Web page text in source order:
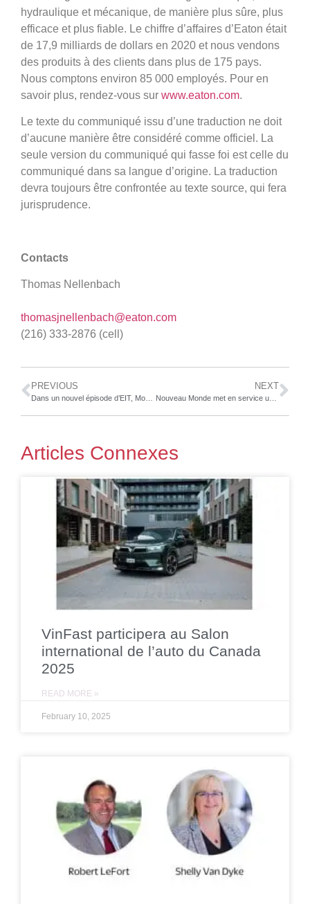
hydraulique et mécanique, de manière plus sûre, plus
efficace et plus fiable. Le chiffre d’affaires d’Eaton était
de 17,9 milliards de dollars en 2020 et nous vendons
des produits à des clients dans plus de 175 pays.
Nous comptons environ 85 000 employés. Pour en
savoir plus, rendez-vous sur www.eaton.com.
Le texte du communiqué issu d’une traduction ne doit
d’aucune manière être considéré comme officiel. La
seule version du communiqué qui fasse foi est celle du
communiqué dans sa langue d’origine. La traduction
devra toujours être confrontée au texte source, qui fera
jurisprudence.
Contacts
Thomas Nellenbach
thomasjnellenbach@eaton.com
(216) 333-2876 (cell)
PREVIOUS NEXT
Nouveau Monde met en service un laboratoire ultramoderne pour faire progresser sa R&D exclusive sur les technologies de batterie et embauche de nouveaux scientifiques de haut niveau
Articles Connexes
VinFast participera au Salon
international de l’auto du Canada
2025
READ MORE »
February 10, 2025